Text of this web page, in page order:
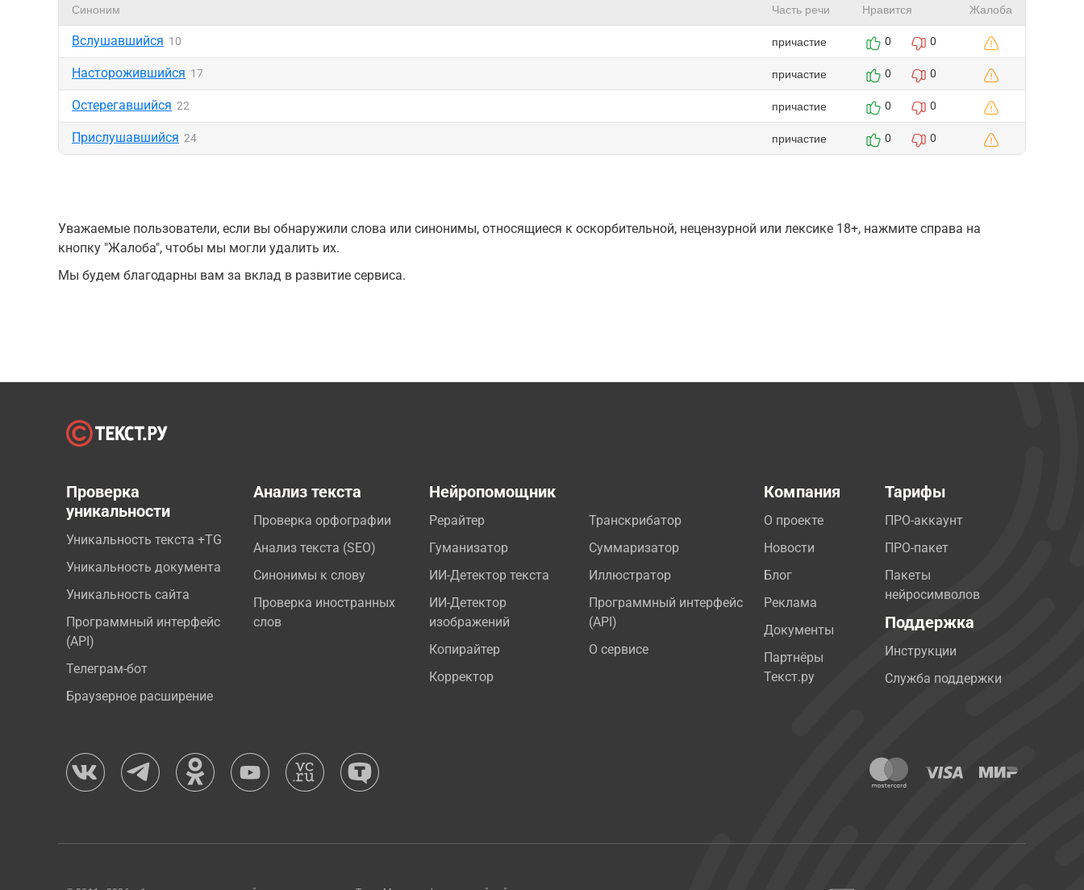
Синоним Часть речи Нравится Жалоба
Вслушавшийся 10 причастие 0 0
Насторожившийся 17 причастие 0 0
Остерегавшийся 22 причастие 0 0
Прислушавшийся 24 причастие 0 0
Уважаемые пользователи, если вы обнаружили слова или синонимы, относящиеся к оскорбительной, нецензурной или лексике 18+, нажмите справа на
кнопку "Жалоба", чтобы мы могли удалить их.
Мы будем благодарны вам за вклад в развитие сервиса.
Проверка
уникальности
Уникальность текста +TG
Уникальность документа
Уникальность сайта
Программный интерфейс
(API)
Телеграм-бот
Браузерное расширение
Анализ текста
Проверка орфографии
Анализ текста (SEO)
Синонимы к слову
Проверка иностранных
слов
Нейропомощник
Рерайтер
Гуманизатор
ИИ-Детектор текста
ИИ-Детектор
изображений
Копирайтер
Корректор
Транскрибатор
Суммаризатор
Иллюстратор
Программный интерфейс
(API)
О сервисе
Компания
О проекте
Новости
Блог
Реклама
Документы
Партнёры
Текст.ру
Тарифы
ПРО-аккаунт
ПРО-пакет
Пакеты
нейросимволов
Поддержка
Инструкции
Служба поддержки